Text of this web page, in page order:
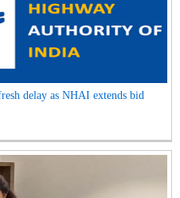
delay as NHAI extends bid